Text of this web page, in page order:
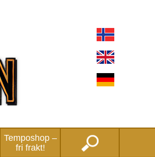
Temposhop –
fri frakt!